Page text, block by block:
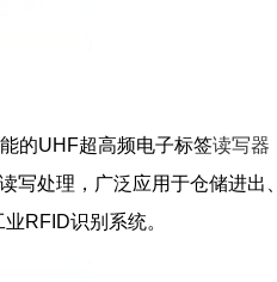
的UHF超高频电子标签读写器
写处理，广泛应用于仓储进出、
RFID识别系统。